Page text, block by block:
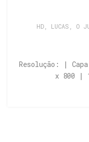
HD, LUCAS O
Resolução: |
x 800 |